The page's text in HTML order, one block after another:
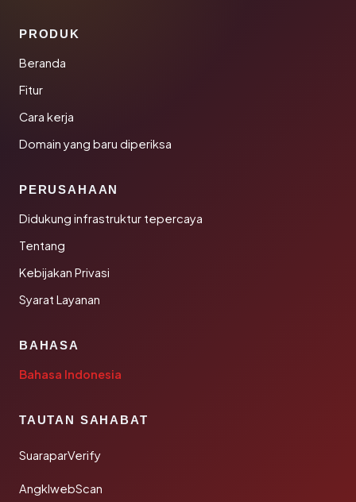
PRODUK
Beranda
Fitur
Cara kerja
Domain yang baru diperiksa
PERUSAHAAN
Didukung infrastruktur tepercaya
Tentang
Kebijakan Privasi
Syarat Layanan
BAHASA
Bahasa Indonesia
TAUTAN SAHABAT
SuaraparVerify
AngklwebScan